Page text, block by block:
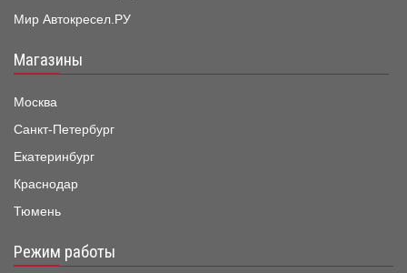
Мир Автокресел.РУ
Магазины
Москва
Санкт-Петербург
Екатеринбург
Краснодар
Тюмень
Режим работы